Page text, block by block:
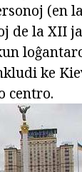
(en
de la XII
ke
centro.